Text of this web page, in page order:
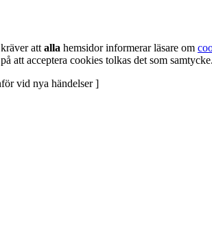
kräver att alla hemsidor informerar läsare om
att acceptera cookies tolkas det som samtycke.
vid nya händelser ]